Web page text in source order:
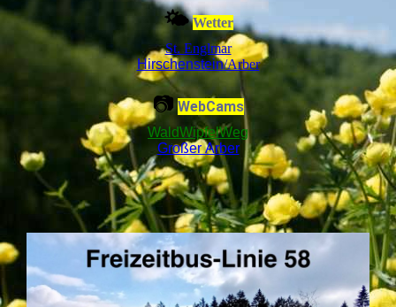
🌤 Wetter
St. Englmar
Hirschenstein/Arber
📷 WebCams
WaldWipfelWeg
Großer Arber